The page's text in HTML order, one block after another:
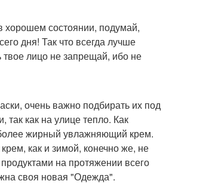
хорошем состоянии, подумай,
дня! Так что всегда лучше
твое лицо не запрещай, ибо не
очень важно подбирать их под
как на улице тепло. Как
жирный увлажняющий крем.
как и зимой, конечно же, не
на протяжении всего
своя новая "Одежда".